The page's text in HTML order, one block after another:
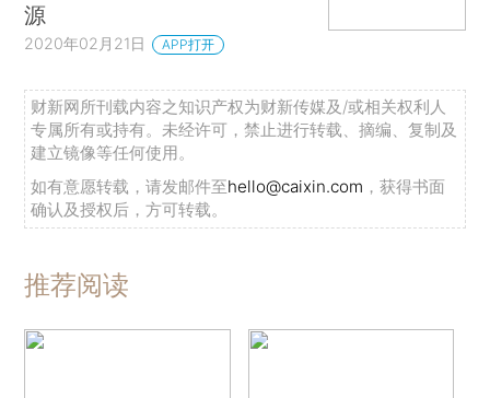
源
2020年02月21日 APP打开
财新网所刊载内容之知识产权为财新传媒及/或相关权利人
专属所有或持有。未经许可，禁止进行转载、摘编、复制及
建立镜像等任何使用。
如有意愿转载，请发邮件至hello@caixin.com ，获得书面
确认及授权后，方可转载。
推荐阅读